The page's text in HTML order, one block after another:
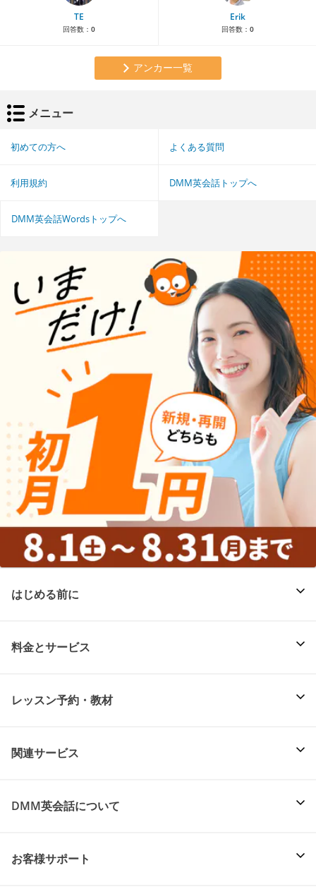
TE
回答数： 0
Erik
回答数： 0
アンカー一覧
メニュー
初めての方へ よくある質問
利用規約 DMM英会話トップへ
DMM英会話Wordsトップへ
はじめる前に
料金とサービス
レッスン予約・教材
関連サービス
DMM英会話について
お客様サポート